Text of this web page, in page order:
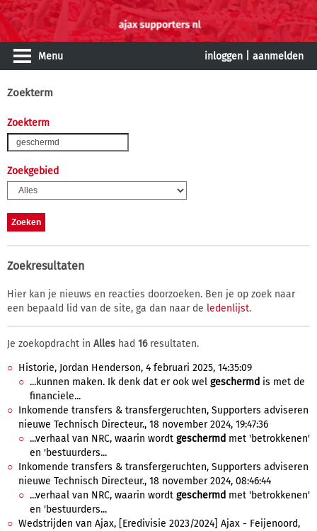
Menu inloggen aanmelden
Zoekterm
Zoekterm
Zoekgebied
Zoekresultaten
Hier kan je nieuws en reacties doorzoeken. Ben je op zoek naar
een bepaald lid van de site, ga dan naar de ledenlijst.
Je zoekopdracht in Alles had 16resultaten.
Historie, Jordan Henderson, 4 februari 2025, 14:35:09
...kunnen maken. Ik denk dat er ook wel geschermd is met de
financiele...
Inkomende transfers & transfergeruchten, Supporters adviseren
nieuwe Technisch Directeur., 18 november 2024, 19:47:36
...verhaal van NRC, waarin wordt geschermd met 'betrokkenen'
en 'bestuurders...
Inkomende transfers & transfergeruchten, Supporters adviseren
nieuwe Technisch Directeur., 18 november 2024, 08:46:44
...verhaal van NRC, waarin wordt geschermd met 'betrokkenen'
en 'bestuurders...
Wedstrijden van Ajax, [Eredivisie 2023/2024] Ajax - Feijenoord,